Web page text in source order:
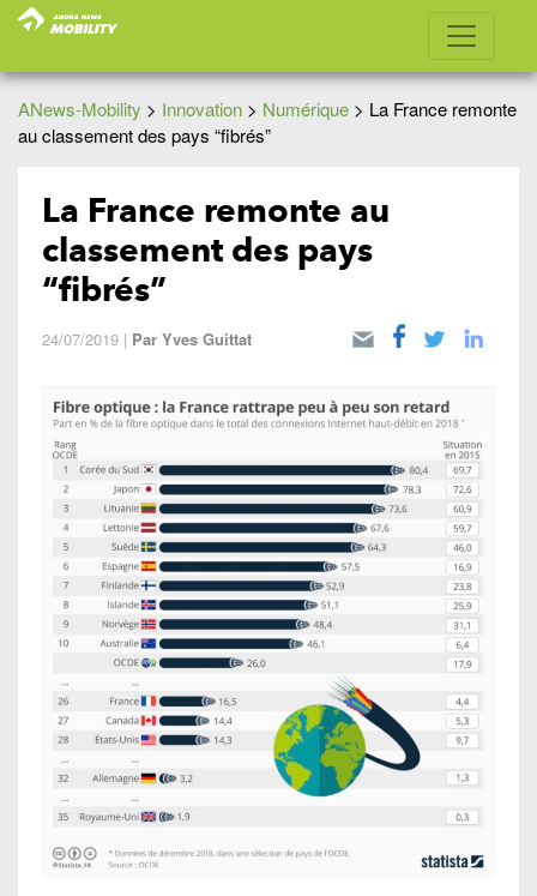
ANews-Mobility > Innovation > Numérique > La France remonte
au classement des pays “fibrés”
La France remonte au
classement des pays
“fibrés”
24/07/2019 | Par Yves Guittat